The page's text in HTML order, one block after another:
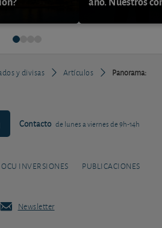
y divisas Artículos
Panorama:
Contacto de lunes a viernes de 9h-14h
INVERSIONES PUBLICACIONES
Newsletter